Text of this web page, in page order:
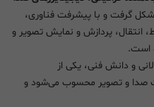
گرفت و با پیشرفت فناوری،
انتقال، پردازش و نمایش تصویر و
است.
و دانش فنی، یکی از
صدا و تصویر محسوب می‌شود و